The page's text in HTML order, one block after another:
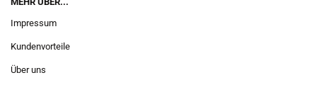
Impressum
Kundenvorteile
Über uns